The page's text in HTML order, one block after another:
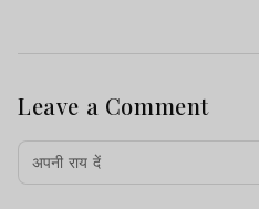
Leave a Comment